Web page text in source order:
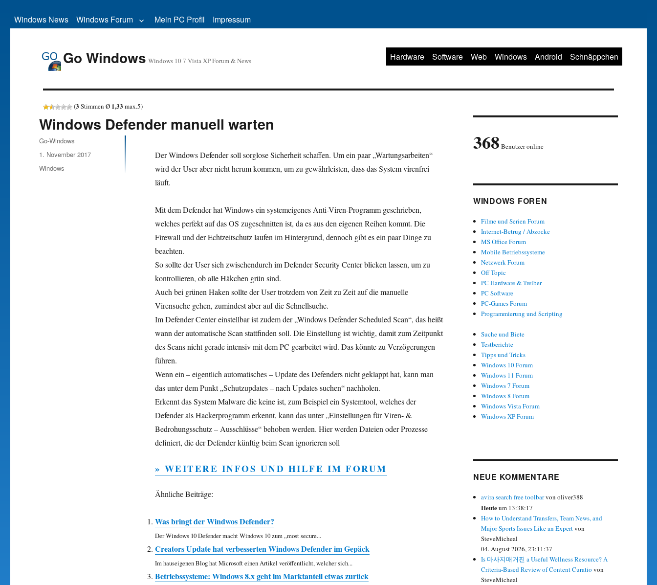
Windows News Windows Forum Mein PC Profil Impressum
Go Windows Windows 10 7 Vista XP Forum & News Hardware Software Web Windows Android Schnäppchen
(3 Stimmen Ø 1,33 max.5)
Windows Defender manuell warten
Der Windows Defender soll sorglose Sicherheit schaffen. Um ein paar „Wartungsarbeiten“
wird der User aber nicht herum kommen, um zu gewährleisten, dass das System virenfrei
läuft.
Mit dem Defender hat Windows ein systemeigenes Anti-Viren-Programm geschrieben,
welches perfekt auf das OS zugeschnitten ist, da es aus den eigenen Reihen kommt. Die
Firewall und der Echtzeitschutz laufen im Hintergrund, dennoch gibt es ein paar Dinge zu
beachten.
So sollte der User sich zwischendurch im Defender Security Center blicken lassen, um zu
kontrollieren, ob alle Häkchen grün sind.
Auch bei grünen Haken sollte der User trotzdem von Zeit zu Zeit auf die manuelle
Virensuche gehen, zumindest aber auf die Schnellsuche.
Im Defender Center einstellbar ist zudem der „Windows Defender Scheduled Scan“, das heißt
wann der automatische Scan stattfinden soll. Die Einstellung ist wichtig, damit zum Zeitpunkt
des Scans nicht gerade intensiv mit dem PC gearbeitet wird. Das könnte zu Verzögerungen
führen.
Wenn ein – eigentlich automatisches – Update des Defenders nicht geklappt hat, kann man
das unter dem Punkt „Schutzupdates – nach Updates suchen“ nachholen.
Erkennt das System Malware die keine ist, zum Beispiel ein Systemtool, welches der
Defender als Hackerprogramm erkennt, kann das unter „Einstellungen für Viren- &
Bedrohungsschutz – Ausschlüsse“ behoben werden. Hier werden Dateien oder Prozesse
definiert, die der Defender künftig beim Scan ignorieren soll
» WEITERE INFOS UND HILFE IM FORUM
Ähnliche Beiträge:
Was bringt der Windwos Defender?
Der Windows 10 Defender macht Windows 10 zum „most secure...
Creators Update hat verbesserten Windows Defender im Gepäck
Im hauseigenen Blog hat Microsoft einen Artikel veröffentlicht, welcher sich...
Betriebssysteme: Windows 8.x geht im Marktanteil etwas zurück
Autor
Go-Windows
Veröffentlicht
am
1. November 2017
Kategorien
Windows
368 Benutzer online
WINDOWS FOREN
Filme und Serien Forum
Internet-Betrug / Abzocke
MS Office Forum
Mobile Betriebssysteme
Netzwerk Forum
Off Topic
PC Hardware & Treiber
PC Software
PC-Games Forum
Programmierung und Scripting
Suche und Biete
Testberichte
Tipps und Tricks
Windows 10 Forum
Windows 11 Forum
Windows 7 Forum
Windows 8 Forum
Windows Vista Forum
Windows XP Forum
NEUE KOMMENTARE
avira search free toolbarvon oliver388
Heuteum 13:38:17
How to Understand Transfers, Team News, and
Major Sports Issues Like an Expertvon
SteveMicheal
04. August 2026, 23:11:37
Is 마사지매거진 a Useful Wellness Resource? A
Criteria-Based Review of Content Curatio von
SteveMicheal